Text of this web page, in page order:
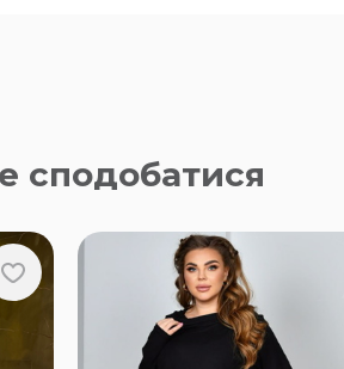
сподобатися